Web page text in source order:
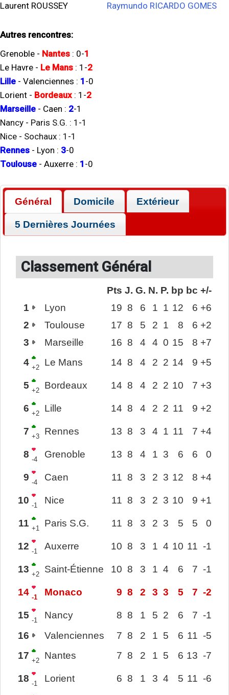
Laurent ROUSSEY Raymundo RICARDO GOMES
Autres rencontres:
Grenoble - Nantes : 0-1
Le Havre - Le Mans : 1 -2
Lille - Valenciennes : 1 -0
Lorient - Bordeaux : 1 -2
Marseille - Caen : 2-1
Nancy - Paris S.G. : 1 -1
Nice - Sochaux : 1 -1
Rennes - Lyon : 3-0
Toulouse - Auxerre : 1 -0
Général Domicile Extérieur
5 Dernières Journées
Classement Général
Pts J. G. N. P. bp bc +/-
1
Lyon 19 8 6 1 1 12 6 +6
2
Toulouse 17 8 5 2 1 8 6 +2
3
Marseille 16 8 4 4 0 15 8 +7
4 +2 Le Mans 14 8 4 2 2 14 9 +5
5 +2 Bordeaux 14 8 4 2 2 10 7 +3
6 +2 Lille 14 8 4 2 2 11 9 +2
7 +3 Rennes 13 8 3 4 1 11 7 +4
8 -4 Grenoble 13 8 4 1 3 6 6 0
9 -4 Caen 11 8 3 2 3 12 8 +4
10 -1 Nice 11 8 3 2 3 10 9 +1
11 +1 Paris S.G. 11 8 3 2 3 5 5 0
12 -1 Auxerre 10 8 3 1 4 10 11 -1
13 +2 Saint-Étienne 10 8 3 1 4 6 7 -1
14 -1 Monaco 9 8 2 3 3 5 7 -2
15 -1 Nancy 8 8 1 5 2 6 7 -1
16
Valenciennes 7 8 2 1 5 6 11 -5
17 +2 Nantes 7 8 2 1 5 6 13 -7
18 -1 Lorient 6 8 1 3 4 5 11 -6